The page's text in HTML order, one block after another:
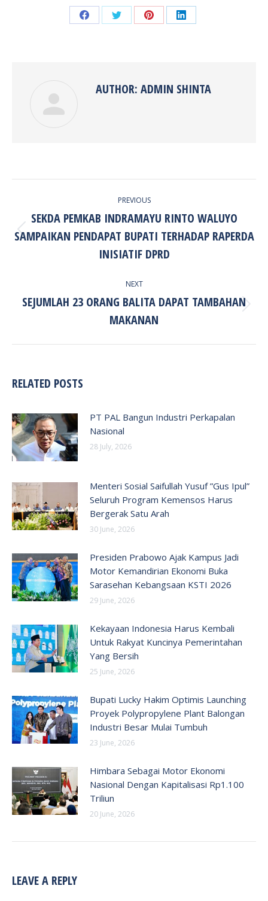
Share Share Share Share
AUTHOR: ADMIN SHINTA
PREVIOUS
Previous
post:
SEKDA PEMKAB INDRAMAYU RINTO WALUYO
SAMPAIKAN PENDAPAT BUPATI TERHADAP RAPERDA
INISIATIF DPRD
NEXT
Next
post:
SEJUMLAH 23 ORANG BALITA DAPAT TAMBAHAN
MAKANAN
RELATED POSTS
PT PAL Bangun Industri Perkapalan
Nasional
28 July, 2026
Menteri Sosial Saifullah Yusuf ”Gus Ipul”
Seluruh Program Kemensos Harus
Bergerak Satu Arah
30 June, 2026
Presiden Prabowo Ajak Kampus Jadi
Motor Kemandirian Ekonomi Buka
Sarasehan Kebangsaan KSTI 2026
29 June, 2026
Kekayaan Indonesia Harus Kembali
Untuk Rakyat Kuncinya Pemerintahan
Yang Bersih
25 June, 2026
Bupati Lucky Hakim Optimis Launching
Proyek Polypropylene Plant Balongan
Industri Besar Mulai Tumbuh
23 June, 2026
Himbara Sebagai Motor Ekonomi
Nasional Dengan Kapitalisasi Rp1.100
Triliun
20 June, 2026
LEAVE A REPLY